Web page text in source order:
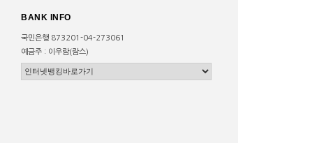
BANK INFO
국민은행 873201-04-273061
예금주 : 이우람(람스)